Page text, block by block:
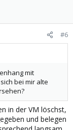
#6
mit
bei mir alte
in der VM löschst,
und belegen